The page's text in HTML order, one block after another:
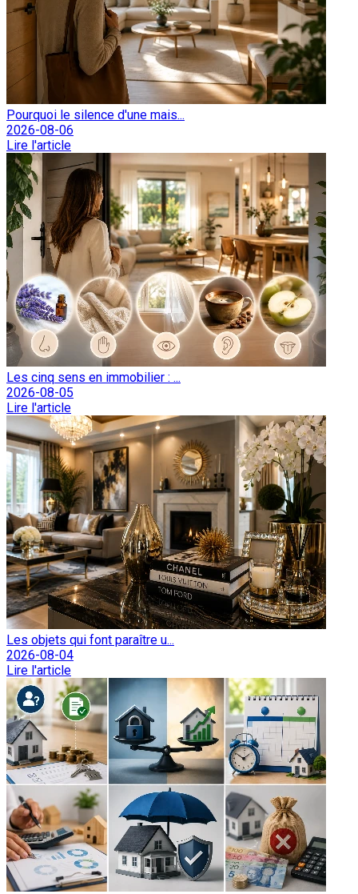
Pourquoi le silence d'une mais...
2026-08-06
Lire l'article
Les cinq sens en immobilier : ...
2026-08-05
Lire l'article
Les objets qui font paraître u...
2026-08-04
Lire l'article